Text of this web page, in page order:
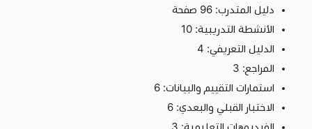
دليل المتدرب: 96 صفحة
الأنشطة التدريبية: 10
الدليل التعريفي: 4
المراجع: 3
استمارات التقييم والبيانات: 6
الاختبار القبلي والبعدي: 6
الفيديوهات التعليمية: 3